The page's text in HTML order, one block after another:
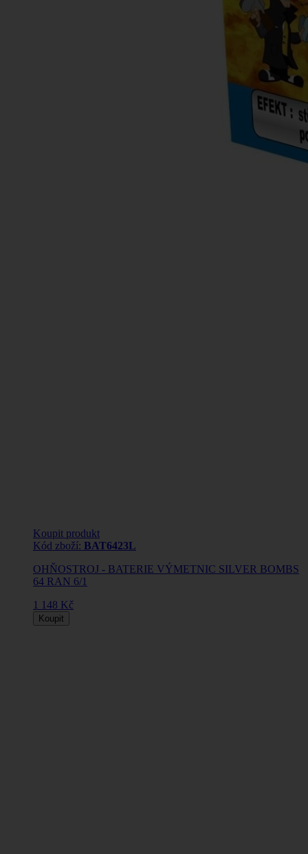
Koupit produkt
Kód zboží: BAT6423L
OHŇOSTROJ - BATERIE VÝMETNIC SILVER BOMBS
64 RAN 6/1
1 148 Kč
Koupit